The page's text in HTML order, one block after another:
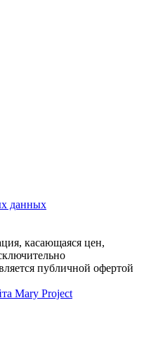
данных
касающаяся цен,
публичной офертой
Mary Project